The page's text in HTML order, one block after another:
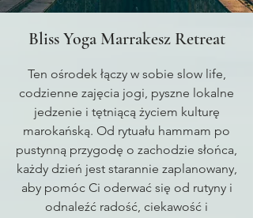
Bliss Yoga Marrakesz Retreat
Ten ośrodek łączy w sobie slow life,
codzienne zajęcia jogi, pyszne lokalne
jedzenie i tętniącą życiem kulturę
marokańską. Od rytuału hammam po
pustynną przygodę o zachodzie słońca,
każdy dzień jest starannie zaplanowany,
aby pomóc Ci oderwać się od rutyny i
odnaleźć radość, ciekawość i